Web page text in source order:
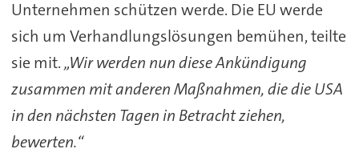
Unternehmen schützen werde. Die EU werde
sich um Verhandlungslösungen bemühen, teilte
sie mit.„Wir werden nun diese Ankündigung
zusammen mit anderen Maßnahmen, die die USA
in den nächsten Tagen in Betracht ziehen,
bewerten.“